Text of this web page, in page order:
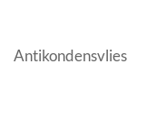
Antikondensvlies